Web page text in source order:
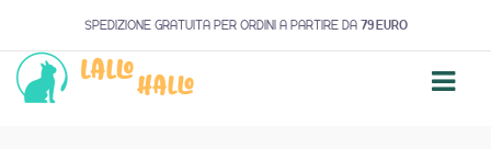
SPEDIZIONE GRATUITA PER ORDINI A PARTIRE DA 79 EURO